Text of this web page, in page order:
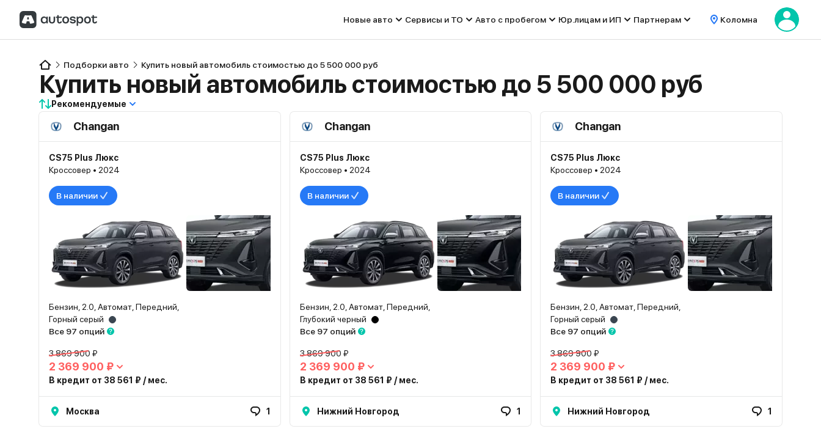
Новые авто Сервисы и ТО Авто с пробегом Юр.лицам и ИП Партнерам Коломна
Подборки авто Купить новый автомобиль стоимостью до 5 500 000 руб
Купить новый автомобиль стоимостью до 5 500 000 руб
Рекомендуемые
Changan
CS75 Plus Люкс
Кроссовер • 2024
В наличии
Бензин, 2.0, Автомат, Передний,
Горный серый
Все 97 опций
3 869 900 ₽
2 369 900 ₽
В кредит от 38 561 ₽ / мес.
Москва 1
Changan
CS75 Plus Люкс
Кроссовер • 2024
В наличии
Бензин, 2.0, Автомат, Передний,
Глубокий черный
Все 97 опций
3 869 900 ₽
2 369 900 ₽
В кредит от 38 561 ₽ / мес.
Нижний Новгород 1
Changan
CS75 Plus Люкс
Кроссовер • 2024
В наличии
Бензин, 2.0, Автомат, Передний,
Горный серый
Все 97 опций
3 869 900 ₽
2 369 900 ₽
В кредит от 38 561 ₽ / мес.
Нижний Новгород 1